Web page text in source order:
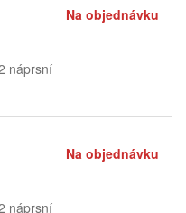
Na objednávku
náprsní
Na objednávku
náprsní